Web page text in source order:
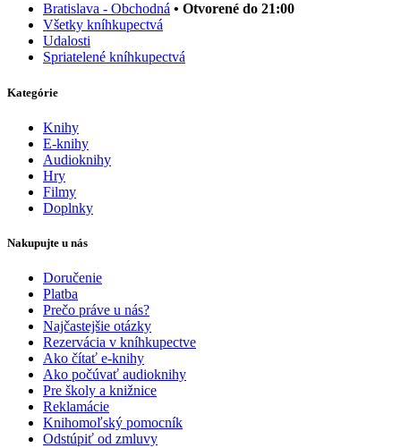
Bratislava - Obchodná • Otvorené do 21:00
Všetky kníhkupectvá
Udalosti
Spriatelené kníhkupectvá
Kategórie
Knihy
E-knihy
Audioknihy
Hry
Filmy
Doplnky
Nakupujte u nás
Doručenie
Platba
Prečo práve u nás?
Najčastejšie otázky
Rezervácia v kníhkupectve
Ako čítať e-knihy
Ako počúvať audioknihy
Pre školy a knižnice
Reklamácie
Knihomoľský pomocník
Odstúpiť od zmluvy